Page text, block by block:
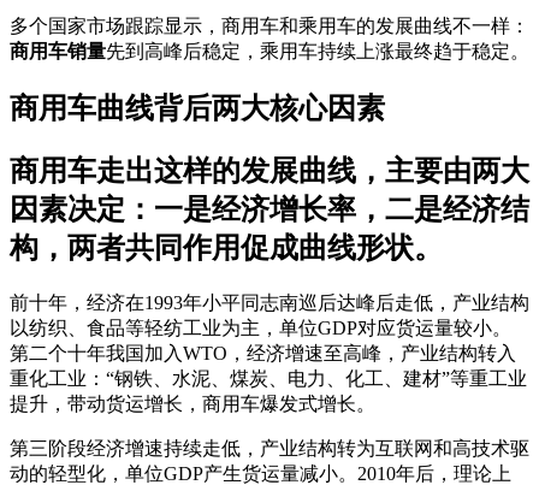
多个国家市场跟踪显示，商用车和乘用车的发展曲线不一样：
商用车销量先到高峰后稳定，乘用车持续上涨最终趋于稳定。
商用车曲线背后两大核心因素
商用车走出这样的发展曲线，主要由两大
因素决定：一是经济增长率，二是经济结
构，两者共同作用促成曲线形状。
前十年，经济在1993年小平同志南巡后达峰后走低，产业结构
以纺织、食品等轻纺工业为主，单位GDP对应货运量较小。
第二个十年我国加入WTO，经济增速至高峰，产业结构转入
重化工业：“钢铁、水泥、煤炭、电力、化工、建材”等重工业
提升，带动货运增长，商用车爆发式增长。
第三阶段经济增速持续走低，产业结构转为互联网和高技术驱
动的轻型化，单位GDP产生货运量减小。2010年后，理论上